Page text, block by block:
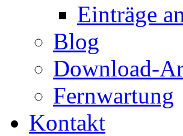
Einträge
Blog
Download-
Fernwartung
Kontakt